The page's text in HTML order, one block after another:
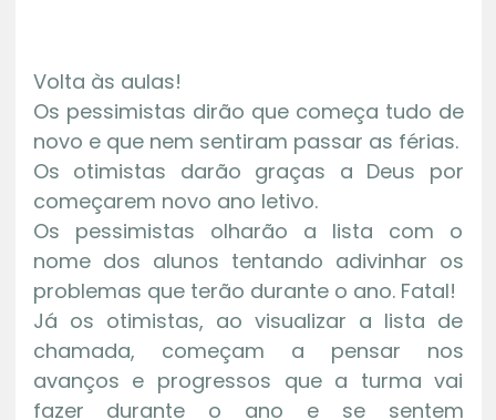
Volta às aulas!
Os pessimistas dirão que começa tudo de
novo e que nem sentiram passar as férias.
Os otimistas darão graças a Deus por
começarem novo ano letivo.
Os pessimistas olharão a lista com o
nome dos alunos tentando adivinhar os
problemas que terão durante o ano. Fatal!
Já os otimistas, ao visualizar a lista de
chamada, começam a pensar nos
avanços e progressos que a turma vai
fazer durante o ano e se sentem